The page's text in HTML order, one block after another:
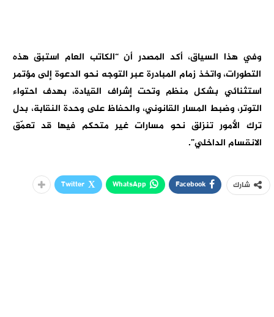
وفي هذا السياق، أكد المصدر أن “الكاتب العام استبق هذه
التطورات، واتخذ زمام المبادرة عبر التوجه نحو الدعوة إلى مؤتمر
استثنائي بشكل منظم وتحت إشراف القيادة، بهدف احتواء
التوتر، وضبط المسار القانوني، والحفاظ على وحدة النقابة، بدل
ترك الأمور تنزلق نحو مسارات غير متحكم فيها قد تعمّق
الانقسام الداخلي”.
شارك Facebook
WhatsApp
Twitter